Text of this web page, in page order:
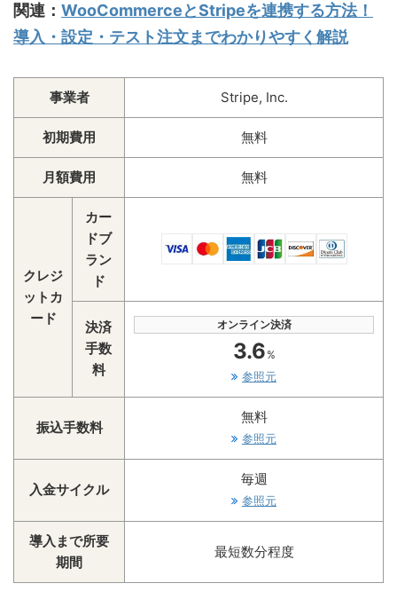
関連： WooCommerceとStripeを連携する方法！
導入・設定・テスト注文までわかりやすく解説
事業者 Stripe, Inc.
初期費用 無料
月額費用 無料
クレジ
ットカ
ード
カー
ドブ
ラン
ド
決済
手数
料
オンライン決済
3.6 %
参照元
振込手数料
無料
参照元
入金サイクル
毎週
参照元
導入まで所要
期間
最短数分程度